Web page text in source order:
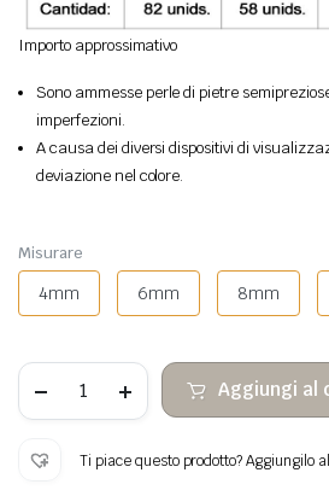
Importo approssimativo
Sono ammesse perle di pietre
imperfezioni.
A causa dei diversi dispositivi di
deviazione nel colore.
Misurare
4mm 6mm 8mm
quantità
Aggiungi al
Ti piace questo prodotto? Aggiungilo